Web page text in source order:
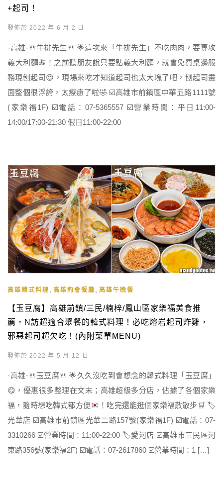
+起司！
發佈於 2022 年 6 月 2 日
-高雄-🍴牛排先生🍴 🌟這次來「牛排先生」不吃肉肉，要專攻
義大利麵🍝！之前聽朋友說只要點義大利麵，就會免費桌邊服
務現刨起司😍，現場來吃才知道起司也太大塊了吧，刨起司畫
面整個很浮誇，太療癒了啦🤣 ☑️高雄市前鎮區中華五路1111號
(家樂福1F) ☑️電話：07-5365557 ☑️營業時間：平日11:00-
14:00/17:00-21:30 假日11:00-22:00
高雄韓式料理 , 高雄約會餐廳 , 高雄午晚餐
【玉豆腐】高雄前鎮/三民/楠梓/鳳山區家樂福美食推
薦，N訪超適合聚餐的韓式料理！必吃熔岩起司炸雞，
邪惡起司超欠吃！(內附菜單MENU)
發佈於 2022 年 5 月 12 日
-高雄-🍴 玉豆腐🍴 🌟久久沒吃到會想念的韓式料理「玉豆腐」
😋 ，優惠很多整理在文末；高雄超級多分店，佔據了各個家樂
福，隨時想吃韓式都方便
！吃完還能逛個家樂福散散步 🛒 🏷
光華店 ☑️高雄市前鎮區光華二路157號(家樂福1F) ☑️電話：07-
3310266 ☑️營業時間：11:00-22:00 🏷愛河店 ☑️高雄市三民區河
東路356號(家樂福2F) ☑️電話：07-2617860 ☑️營業時間：1 […]